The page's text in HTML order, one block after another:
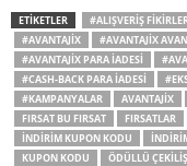
ETIKETLER #ALIŞVERIŞ
#AVANTAJIX
#AVANTAJIX
#AVANTAJIX PARA IADESI
#CASH-BACK PARA IADESI
#KAMPANYALAR
AVANTAJIX
FIRSAT BU FIRSAT
FIRSATLAR
INDIRIM KUPON KODU
KUPON KODU
ÖDÜLLÜ